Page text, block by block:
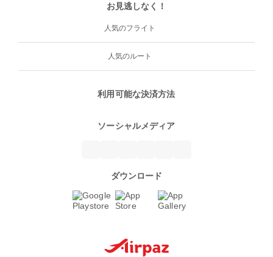
お見逃しなく！
人気のフライト
人気のルート
利用可能な決済方法
ソーシャルメディア
ダウンロード